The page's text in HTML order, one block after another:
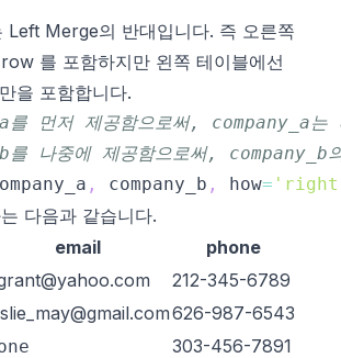
Left Merge의 반대입니다. 즉 오른쪽
를 포함하지만 왼쪽 테이블에선
을 포함합니다.
를 먼저 제공함으로써, company_a는
를 나중에 제공함으로써, company_b
, company_b , how=
다음과 같습니다.
email
phone
212-345-6789
626-987-6543
303-456-7891